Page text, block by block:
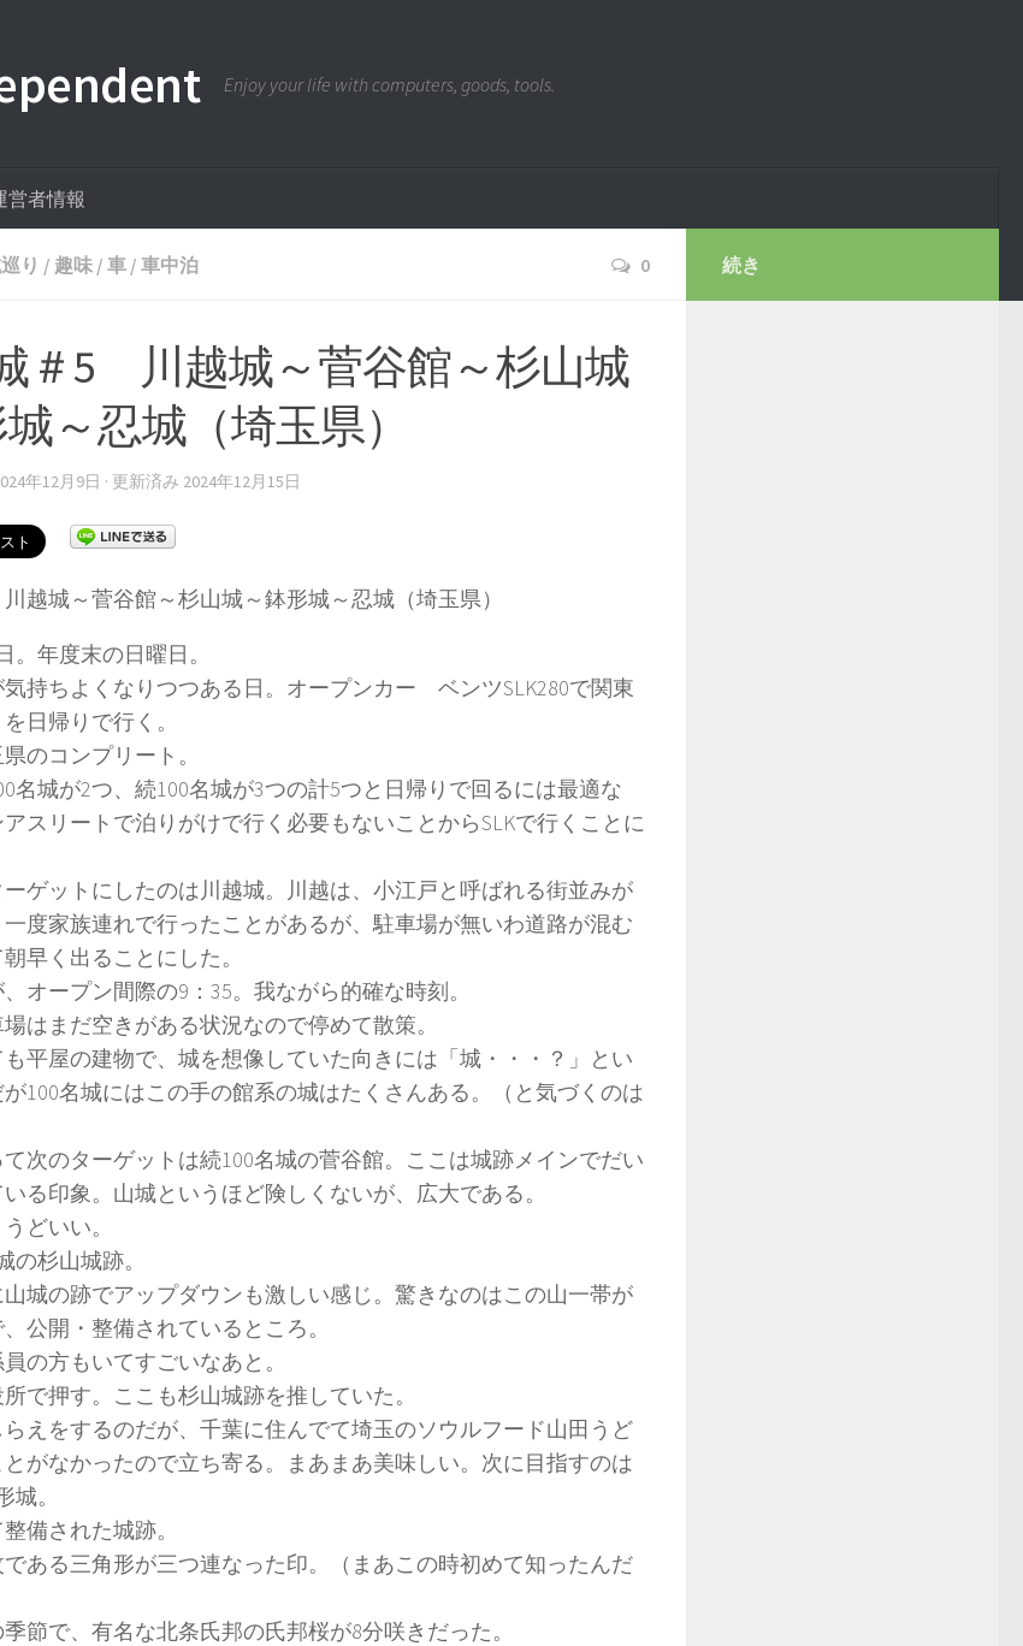
Enjoy your life with computers, goods, tools.
営者情報
り / 趣味 / 車 / 車中泊 0
＃5 川越城～菅谷館～杉山城
城～忍城（埼玉県）
年12月9日 · 更新済み 2024年12月15日
越城～菅谷館～杉山城～鉢形城～忍城（埼玉県）
。年度末の日曜日。
持ちよくなりつつある日。オープンカー ベンツSLK280で関東
日帰りで行く。
のコンプリート。
名城が2つ、続100名城が3つの計5つと日帰りで回るには最適な
スリートで泊りがけで行く必要もないことからSLKで行くことに
ーゲットにしたのは川越城。川越は、小江戸と呼ばれる街並みが
一度家族連れで行ったことがあるが、駐車場が無いわ道路が混む
早く出ることにした。
オープン間際の9：35。我ながら的確な時刻。
はまだ空きがある状況なので停めて散策。
平屋の建物で、城を想像していた向きには「城・・・？」とい
100名城にはこの手の館系の城はたくさんある。（と気づくのは
次のターゲットは続100名城の菅谷館。ここは城跡メインでだい
る印象。山城というほど険しくないが、広大である。
どいい。
の杉山城跡。
城の跡でアップダウンも激しい感じ。驚きなのはこの山一帯が
公開・整備されているところ。
の方もいてすごいなあと。
で押す。ここも杉山城跡を推していた。
えをするのだが、千葉に住んでて埼玉のソウルフード山田うど
がなかったので立ち寄る。まあまあ美味しい。次に目指すのは
城。
備された城跡。
ある三角形が三つ連なった印。（まあこの時初めて知ったんだ
節で、有名な北条氏邦の氏邦桜が8分咲きだった。
続き